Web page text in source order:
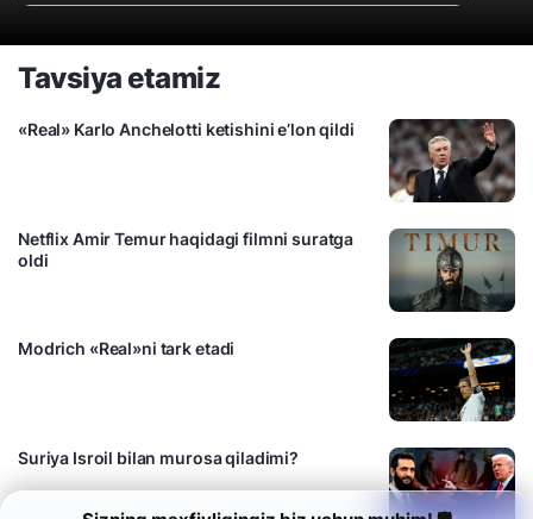
Tavsiya etamiz
«Real» Karlo Anchelotti ketishini e’lon qildi
Netflix Amir Temur haqidagi filmni suratga
oldi
Modrich «Real»ni tark etadi
Suriya Isroil bilan murosa qiladimi?